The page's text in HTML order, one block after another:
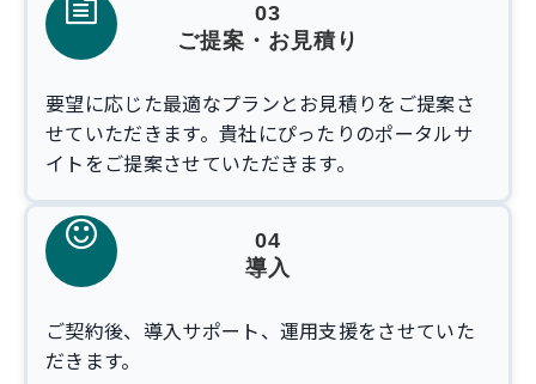
03
ご提案・お見積り
要望に応じた最適なプランとお見積りをご提案さ
せていただきます。貴社にぴったりのポータルサ
イトをご提案させていただきます。
04
導入
ご契約後、導入サポート、運用支援をさせていた
だきます。